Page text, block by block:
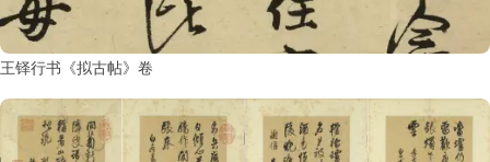
王铎行书《拟古帖》卷